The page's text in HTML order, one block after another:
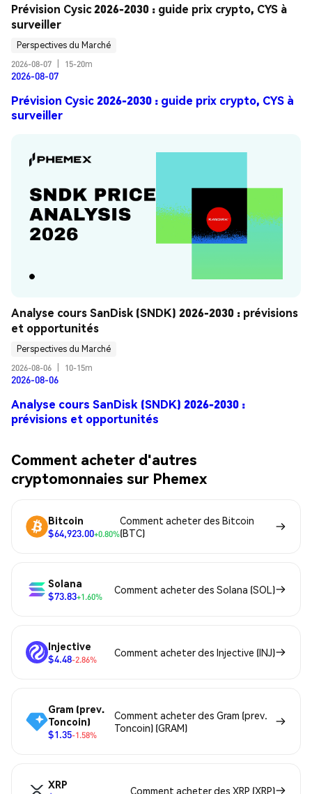
Prévision Cysic 2026-2030 : guide prix crypto, CYS à
surveiller
Perspectives du Marché
2026-08-07
15-20m
2026-08-07
Prévision Cysic 2026-2030 : guide prix crypto, CYS à
surveiller
Analyse cours SanDisk (SNDK) 2026-2030 : prévisions
et opportunités
Perspectives du Marché
2026-08-06
10-15m
2026-08-06
Analyse cours SanDisk (SNDK) 2026-2030 :
prévisions et opportunités
Comment acheter d'autres
cryptomonnaies sur Phemex
Bitcoin
$64,923.00+0.80%
Comment acheter des Bitcoin
(BTC)
Solana
$73.83+1.60%
Comment acheter des Solana (SOL)
Injective
$4.48-2.86%
Comment acheter des Injective (INJ)
Gram (prev.
Toncoin)
$1.35-1.58%
Comment acheter des Gram (prev.
Toncoin) (GRAM)
XRP
Comment acheter des XRP (XRP)